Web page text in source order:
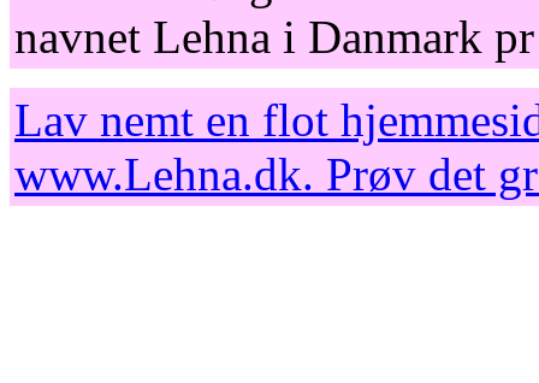
navnet Lehna i Danmark
Lav nemt en flot
www.Lehna.dk. Prøv det